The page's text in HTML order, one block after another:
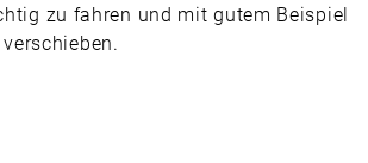
zu fahren und mit gutem Beispiel